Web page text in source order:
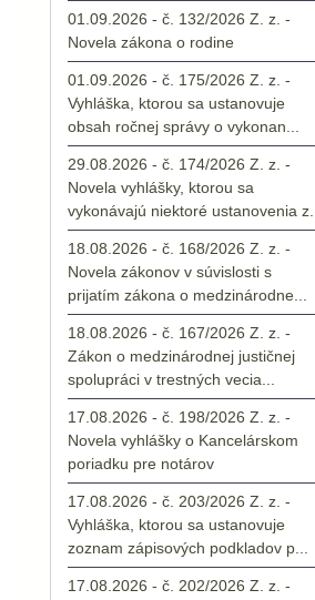
01.09.2026 - č. 132/2026 Z. z. -
Novela zákona o rodine
01.09.2026 - č. 175/2026 Z. z. -
Vyhláška, ktorou sa ustanovuje
obsah ročnej správy o vykonan...
29.08.2026 - č. 174/2026 Z. z. -
Novela vyhlášky, ktorou sa
vykonávajú niektoré ustanovenia z...
18.08.2026 - č. 168/2026 Z. z. -
Novela zákonov v súvislosti s
prijatím zákona o medzinárodne...
18.08.2026 - č. 167/2026 Z. z. -
Zákon o medzinárodnej justičnej
spolupráci v trestných vecia...
17.08.2026 - č. 198/2026 Z. z. -
Novela vyhlášky o Kancelárskom
poriadku pre notárov
17.08.2026 - č. 203/2026 Z. z. -
Vyhláška, ktorou sa ustanovuje
zoznam zápisových podkladov p...
17.08.2026 - č. 202/2026 Z. z. -